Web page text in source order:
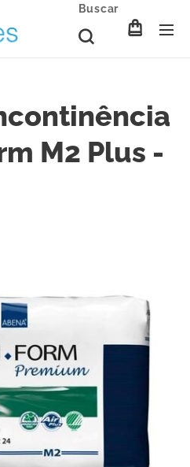
Buscar
M2 Plus -